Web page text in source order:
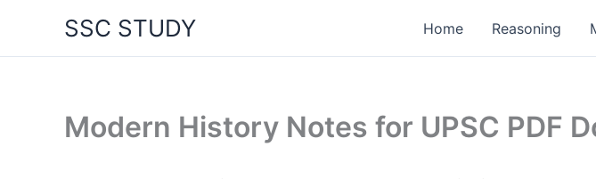
content
SSC STUDY Home Reasoning
Modern History Notes for UPSC PDF